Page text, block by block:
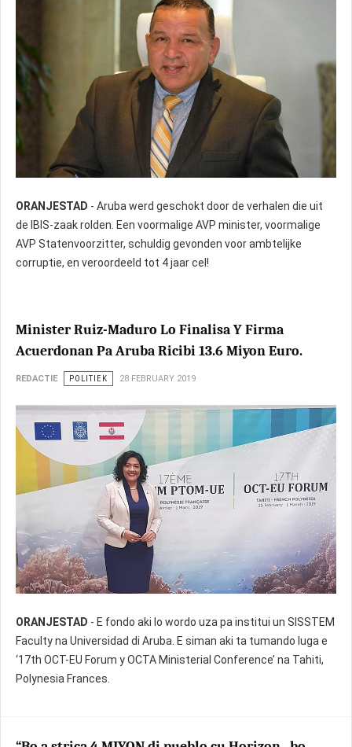
ORANJESTAD - Aruba werd geschokt door de verhalen die uit
de IBIS-zaak rolden. Een voormalige AVP minister, voormalige
AVP Statenvoorzitter, schuldig gevonden voor ambtelijke
corruptie, en veroordeeld tot 4 jaar cel!
Minister Ruiz-Maduro Lo Finalisa Y Firma
Acuerdonan Pa Aruba Ricibi 13.6 Miyon Euro.
REDACTIE POLITIEK 28 FEBRUARY 2019
ORANJESTAD - E fondo aki lo wordo uza pa institui un SISSTEM
Faculty na Universidad di Aruba. E siman aki ta tumando luga e
‘17th OCT-EU Forum y OCTA Ministerial Conference’ na Tahiti,
Polynesia Frances.